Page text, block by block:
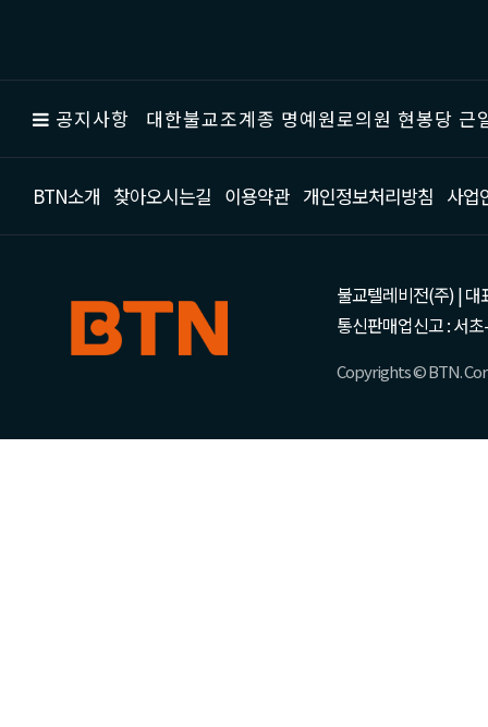
공지사항 대한불교조계종 명예원로의원 현봉당
BTN소개 찾아오시는길 이용약관 개인정보처리방침 사업
불교텔레비전(주) | 대
통신판매업신고 : 서
Copyrights © BTN.